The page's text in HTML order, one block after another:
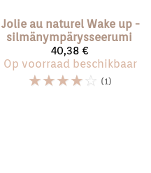
Jolie au naturel Wake up -
silmänympärysseerumi
40,38 €
Op voorraad beschikbaar
☆☆☆☆☆ (1)